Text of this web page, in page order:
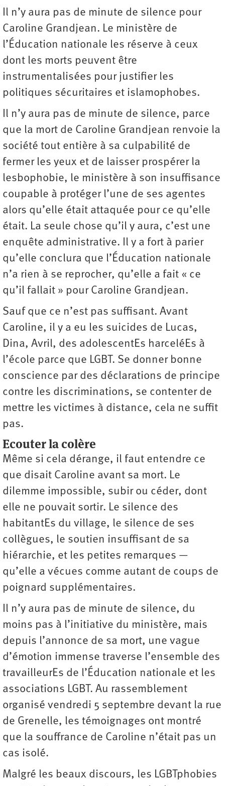
Il n’y aura pas de minute de silence pour
Caroline Grandjean. Le ministère de
l’Éducation nationale les réserve à ceux
dont les morts peuvent être
instrumentalisées pour justifier les
politiques sécuritaires et islamophobes.
Il n’y aura pas de minute de silence, parce
que la mort de Caroline Grandjean renvoie la
société tout entière à sa culpabilité de
fermer les yeux et de laisser prospérer la
lesbophobie, le ministère à son insuffisance
coupable à protéger l’une de ses agentes
alors qu’elle était attaquée pour ce qu’elle
était. La seule chose qu’il y aura, c’est une
enquête administrative. Il y a fort à parier
qu’elle conclura que l’Éducation nationale
n’a rien à se reprocher, qu’elle a fait « ce
qu’il fallait » pour Caroline Grandjean.
Sauf que ce n’est pas suffisant. Avant
Caroline, il y a eu les suicides de Lucas,
Dina, Avril, des adolescentEs harceléEs à
l’école parce que LGBT. Se donner bonne
conscience par des déclarations de principe
contre les discriminations, se contenter de
mettre les victimes à distance, cela ne suffit
pas.
Ecouter la colère
Même si cela dérange, il faut entendre ce
que disait Caroline avant sa mort. Le
dilemme impossible, subir ou céder, dont
elle ne pouvait sortir. Le silence des
habitantEs du village, le silence de ses
collègues, le soutien insuffisant de sa
hiérarchie, et les petites remarques —
qu’elle a vécues comme autant de coups de
poignard supplémentaires.
Il n’y aura pas de minute de silence, du
moins pas à l’initiative du ministère, mais
depuis l’annonce de sa mort, une vague
d’émotion immense traverse l’ensemble des
travailleurEs de l’Éducation nationale et les
associations LGBT. Au rassemblement
organisé vendredi 5 septembre devant la rue
de Grenelle, les témoignages ont montré
que la souffrance de Caroline n’était pas un
cas isolé.
Malgré les beaux discours, les LGBTphobies